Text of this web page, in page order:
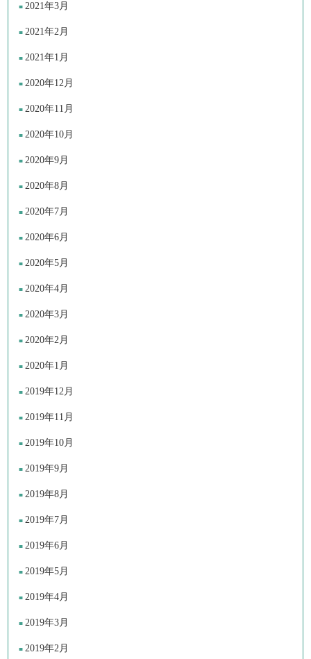
2021年3月
2021年2月
2021年1月
2020年12月
2020年11月
2020年10月
2020年9月
2020年8月
2020年7月
2020年6月
2020年5月
2020年4月
2020年3月
2020年2月
2020年1月
2019年12月
2019年11月
2019年10月
2019年9月
2019年8月
2019年7月
2019年6月
2019年5月
2019年4月
2019年3月
2019年2月